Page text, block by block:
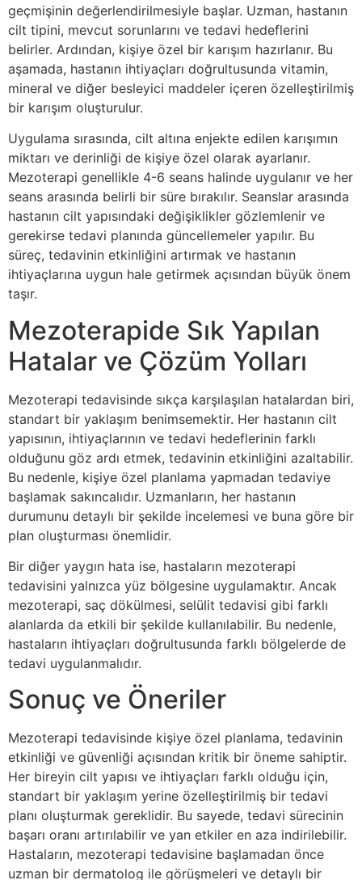
geçmişinin değerlendirilmesiyle başlar. Uzman, hastanın
cilt tipini, mevcut sorunlarını ve tedavi hedeflerini
belirler. Ardından, kişiye özel bir karışım hazırlanır. Bu
aşamada, hastanın ihtiyaçları doğrultusunda vitamin,
mineral ve diğer besleyici maddeler içeren özelleştirilmiş
bir karışım oluşturulur.
Uygulama sırasında, cilt altına enjekte edilen karışımın
miktarı ve derinliği de kişiye özel olarak ayarlanır.
Mezoterapi genellikle 4-6 seans halinde uygulanır ve her
seans arasında belirli bir süre bırakılır. Seanslar arasında
hastanın cilt yapısındaki değişiklikler gözlemlenir ve
gerekirse tedavi planında güncellemeler yapılır. Bu
süreç, tedavinin etkinliğini artırmak ve hastanın
ihtiyaçlarına uygun hale getirmek açısından büyük önem
taşır.
Mezoterapide Sık Yapılan
Hatalar ve Çözüm Yolları
Mezoterapi tedavisinde sıkça karşılaşılan hatalardan biri,
standart bir yaklaşım benimsemektir. Her hastanın cilt
yapısının, ihtiyaçlarının ve tedavi hedeflerinin farklı
olduğunu göz ardı etmek, tedavinin etkinliğini azaltabilir.
Bu nedenle, kişiye özel planlama yapmadan tedaviye
başlamak sakıncalıdır. Uzmanların, her hastanın
durumunu detaylı bir şekilde incelemesi ve buna göre bir
plan oluşturması önemlidir.
Bir diğer yaygın hata ise, hastaların mezoterapi
tedavisini yalnızca yüz bölgesine uygulamaktır. Ancak
mezoterapi, saç dökülmesi, selülit tedavisi gibi farklı
alanlarda da etkili bir şekilde kullanılabilir. Bu nedenle,
hastaların ihtiyaçları doğrultusunda farklı bölgelerde de
tedavi uygulanmalıdır.
Sonuç ve Öneriler
Mezoterapi tedavisinde kişiye özel planlama, tedavinin
etkinliği ve güvenliği açısından kritik bir öneme sahiptir.
Her bireyin cilt yapısı ve ihtiyaçları farklı olduğu için,
standart bir yaklaşım yerine özelleştirilmiş bir tedavi
planı oluşturmak gereklidir. Bu sayede, tedavi sürecinin
başarı oranı artırılabilir ve yan etkiler en aza indirilebilir.
Hastaların, mezoterapi tedavisine başlamadan önce
uzman bir dermatolog ile görüşmeleri ve detaylı bir